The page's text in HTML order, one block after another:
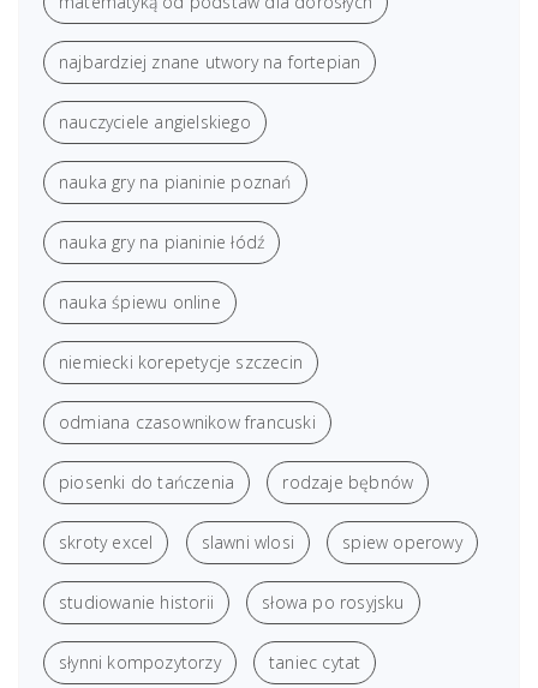
najbardziej znane utwory na fortepian
nauczyciele angielskiego
nauka gry na pianinie poznań
nauka gry na pianinie łódź
nauka śpiewu online
niemiecki korepetycje szczecin
odmiana czasownikow francuski
piosenki do tańczenia rodzaje bębnów
skroty excel slawni wlosi spiew operowy
studiowanie historii słowa po rosyjsku
słynni kompozytorzy taniec cytat